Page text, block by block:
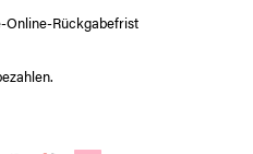
Online-Rückgabefrist